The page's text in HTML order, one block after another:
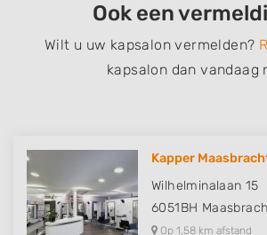
Ook een
Wilt u uw kapsalon vermelden?
kapsalon dan vandaag
Kapper
Wilhelminalaan 15
6051BH
Op 1,58 km afstand